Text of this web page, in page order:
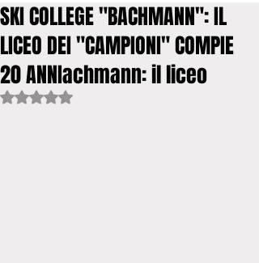
SKI COLLEGE "BACHMANN": IL
LICEO DEI "CAMPIONI" COMPIE
20 ANNIachmann: il liceo
Valutazione NaN stelle su 5.